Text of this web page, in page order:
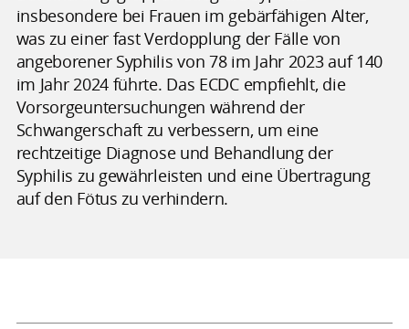
insbesondere bei Frauen im gebärfähigen Alter,
was zu einer fast Verdopplung der Fälle von
angeborener Syphilis von 78 im Jahr 2023 auf 140
im Jahr 2024 führte. Das ECDC empfiehlt, die
Vorsorgeuntersuchungen während der
Schwangerschaft zu verbessern, um eine
rechtzeitige Diagnose und Behandlung der
Syphilis zu gewährleisten und eine Übertragung
auf den Fötus zu verhindern.